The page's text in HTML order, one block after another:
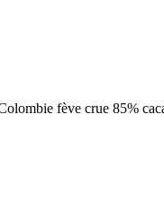
fève crue 85%